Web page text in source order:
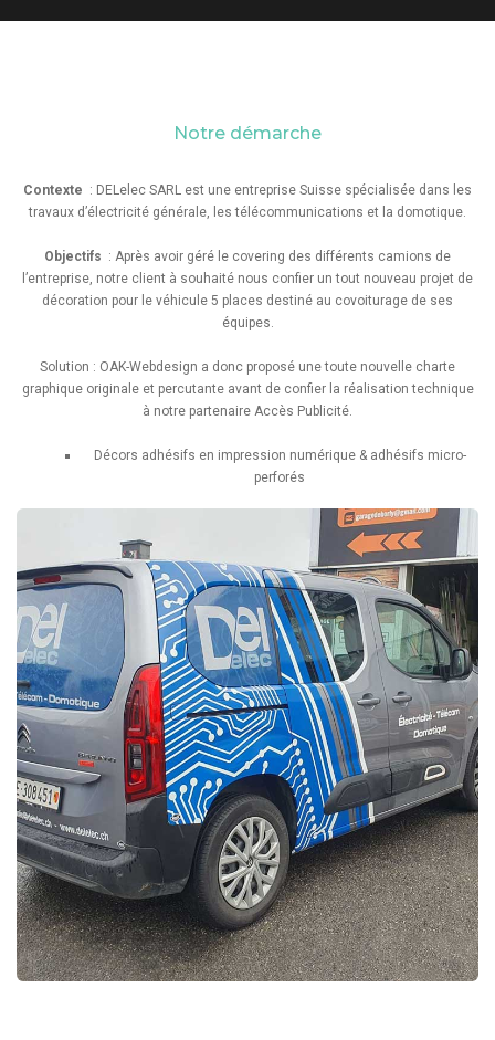
Notre démarche
Contexte : DELelec SARL est une entreprise Suisse spécialisée dans les
travaux d’électricité générale, les télécommunications et la domotique.
Objectifs : Après avoir géré le covering des différents camions de
l’entreprise, notre client à souhaité nous confier un tout nouveau projet de
décoration pour le véhicule 5 places destiné au covoiturage de ses
équipes.
Solution : OAK-Webdesign a donc proposé une toute nouvelle charte
graphique originale et percutante avant de confier la réalisation technique
à notre partenaire Accès Publicité.
Décors adhésifs en impression numérique & adhésifs micro-
perforés